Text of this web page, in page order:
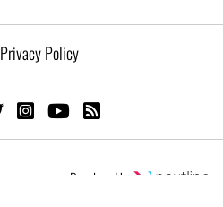
Privacy Policy
Developed by